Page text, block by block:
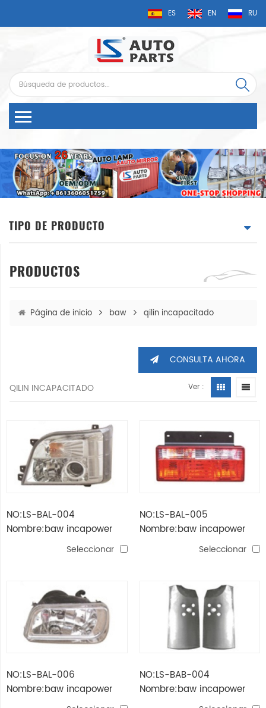
ES EN RU
TIPO DE PRODUCTO
PRODUCTOS
Página de inicio baw qilin incapacitado
CONSULTA AHORA
QILIN INCAPACITADO Ver :
NO:LS-BAL-004
Nombre:baw incapower
qilin head lampSeleccionar
NO:LS-BAL-005
Nombre:baw incapower
qilin lámpara de cola de
Seleccionar
NO:LS-BAL-006
Nombre:baw incapower
qilin luz antiniebla
NO:LS-BAB-004
Nombre:baw incapower